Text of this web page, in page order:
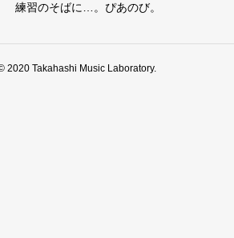
練習のそばに…。ぴあのび。
2020 Takahashi Music Laboratory.